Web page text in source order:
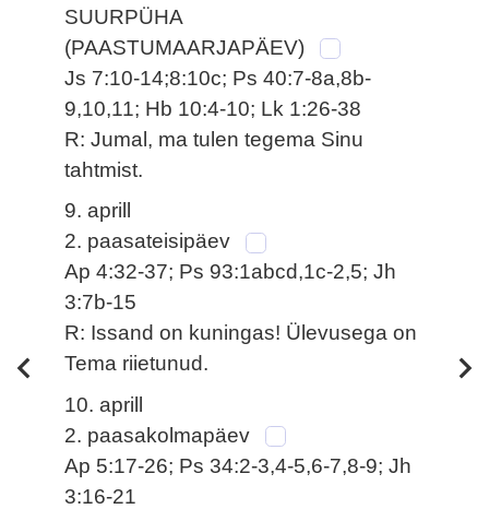
SUURPÜHA
(PAASTUMAARJAPÄEV)
Js 7:10-14;8:10c; Ps 40:7-8a,8b-
9,10,11; Hb 10:4-10; Lk 1:26-38
R: Jumal, ma tulen tegema Sinu
tahtmist.
9. aprill
2. paasateisipäev
Ap 4:32-37; Ps 93:1abcd,1c-2,5; Jh
3:7b-15
R: Issand on kuningas! Ülevusega on
Tema riietunud.
10. aprill
2. paasakolmapäev
Ap 5:17-26; Ps 34:2-3,4-5,6-7,8-9; Jh
3:16-21